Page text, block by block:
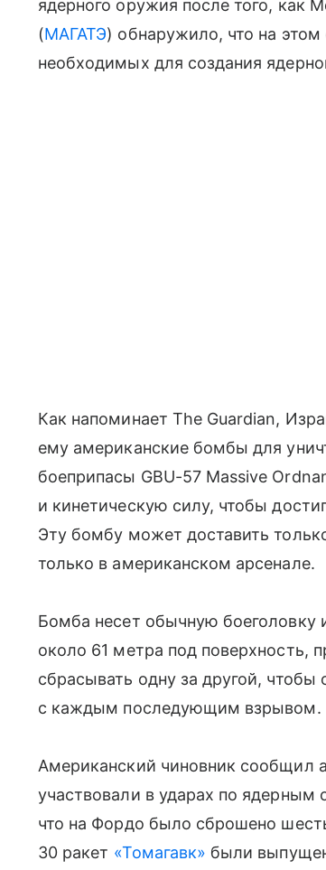
ядерного оружия после того, как
(МАГАТЭ) обнаружило, что на
необходимых для создания
Как напоминает The Guardian,
ему американские бомбы для
боеприпасы GBU-57 Massive
и кинетическую силу, чтобы
Эту бомбу может доставить
только в американском арсенале.
Бомба несет обычную боеголовку
около 61 метра под
сбрасывать одну за другой,
с каждым последующим взрывом.
Американский чиновник сообщил
участвовали в ударах по ядерным
что на Фордо было сброшено
30 ракет «Томагавк» были